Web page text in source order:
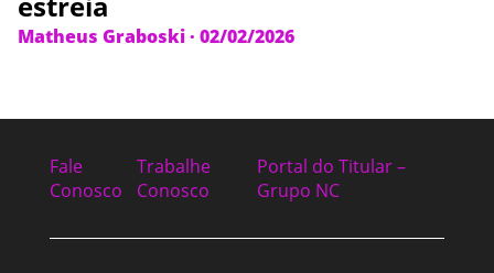
Matheus Graboski· 02/02/2026
Fale
Conosco
Trabalhe
Conosco
Portal do Titular –
Grupo NC